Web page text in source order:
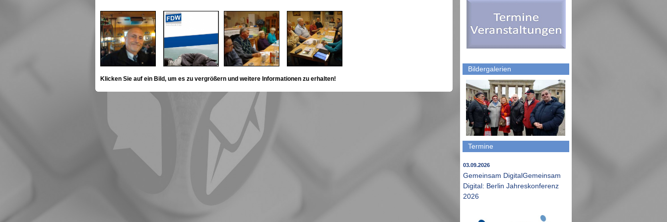
Klicken Sie auf ein Bild, um es zu vergrößern und weitere Informationen zu erhalten!
Bildergalerien
Termine
03.09.2026
Gemeinsam DigitalGemeinsam
Digital: Berlin Jahreskonferenz
2026